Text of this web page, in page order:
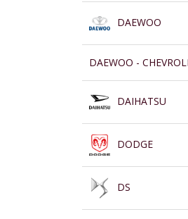
DAEWOO
DAEWOO -
DAIHATSU
DODGE
DS